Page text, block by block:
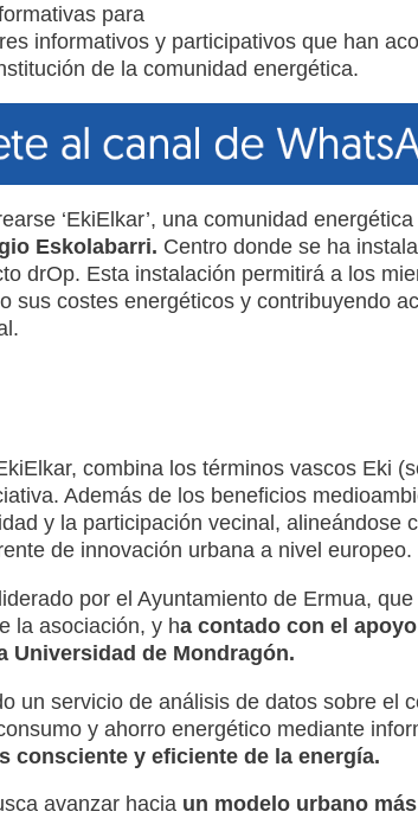
para
informativos y participativos que han
de la comunidad energética.
‘EkiElkar’, una comunidad
Eskolabarri. Centro donde se ha
drOp. Esta instalación permitirá a los
sus costes energéticos y contribuyendo
combina los términos vascos Eki
Además de los beneficios
y la participación vecinal, alineándose
de innovación urbana a nivel europeo.
por el Ayuntamiento de Ermua,
la asociación, y ha contado con el
Universidad de Mondragón.
un servicio de análisis de datos sobre el
y ahorro energético mediante
consciente y eficiente de la energía.
avanzar hacia un modelo urbano